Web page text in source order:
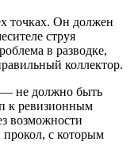
точках. Он должен
струя
в разводке,
коллектор.
— не должно быть
к ревизионным
возможности
с которым